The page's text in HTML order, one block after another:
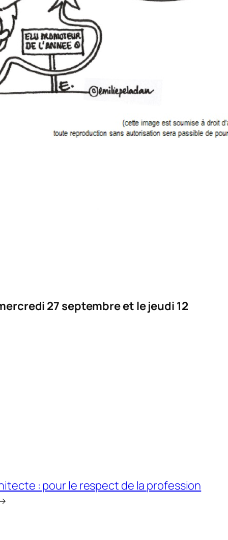
27 septembre et le jeudi 12
: pour le respect de la profession